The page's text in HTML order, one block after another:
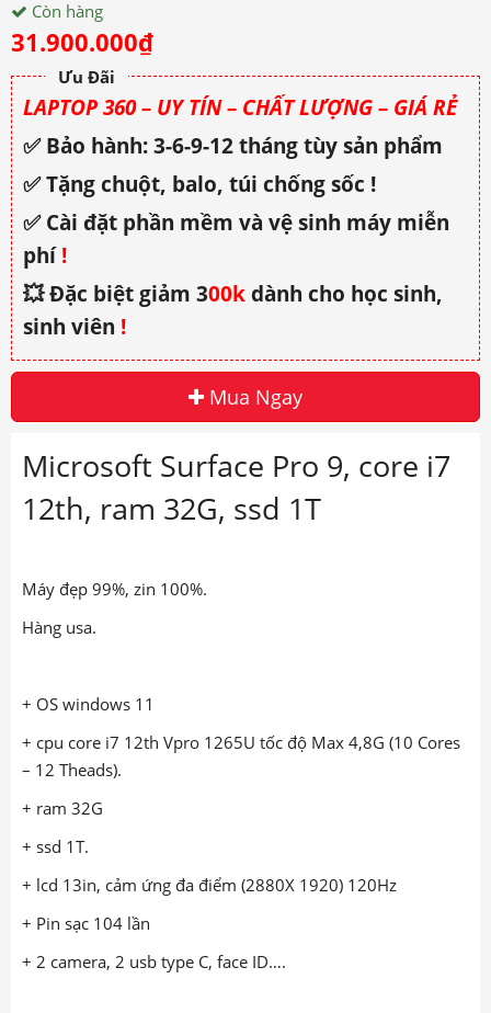
Còn hàng
31.900.000₫
Ưu Đãi
LAPTOP 360 – UY TÍN – CHẤT LƯỢNG – GIÁ RẺ
✅ Bảo hành: 3-6-9-12 tháng tùy sản phẩm
✅ Tặng chuột, balo, túi chống sốc !
✅ Cài đặt phần mềm và vệ sinh máy miễn
phí!
💥 Đặc biệt giảm 300kdành cho học sinh,
sinh viên !
Mua Ngay
Microsoft Surface Pro 9, core i7
12th, ram 32G, ssd 1T
Máy đẹp 99%, zin 100%.
Hàng usa.
+ OS windows 11
+ cpu core i7 12th Vpro 1265U tốc độ Max 4,8G (10 Cores
– 12 Theads).
+ ram 32G
+ ssd 1T.
+ lcd 13in, cảm ứng đa điểm (2880X 1920) 120Hz
+ Pin sạc 104 lần
+ 2 camera, 2 usb type C, face ID….